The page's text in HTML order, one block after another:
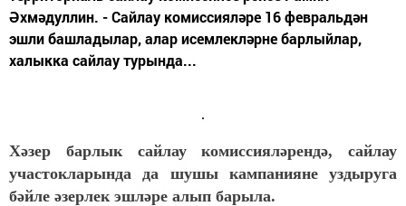
Әхмәдуллин. - Сайлау комиссияләре 16 февральдән
эшли башладылар, алар исемлекләрне барлыйлар,
халыкка сайлау турында...
Хәзер барлык сайлау комиссияләрендә, сайлау
участокларында да шушы кампанияне уздыруга
бәйле әзерлек эшләре алып барыла.